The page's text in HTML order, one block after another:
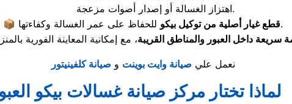
اهتزاز الغسالة أو إصدار أصوات مزعجة.
📦
قطع غيار أصلية من توكيل بيكوللحفاظ على عمر الغسالة وكفاءتها.
سريعة داخل العبور والمناطق القريبة
نعمل علي صيانة وايت بوينت و صيانة كلفينيتور
لماذا تختار مركز صيانة غسالات بيكو